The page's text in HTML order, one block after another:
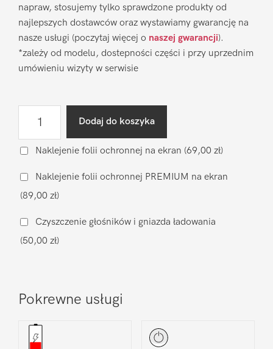
napraw, stosujemy tylko sprawdzone produkty od
najlepszych dostawców oraz wystawiamy gwarancję na
nasze usługi (poczytaj więcej o naszej gwarancji).
*zależy od modelu, dostepności części i przy uprzednim
umówieniu wizyty w serwisie
głośnika
Apple
iPhone
XS
Dodaj do koszyka
Naklejenie folii ochronnej na ekran (69,00 zł)
Naklejenie folii ochronnej PREMIUM na ekran
(89,00 zł)
Czyszczenie głośników i gniazda ładowania
(50,00 zł)
Pokrewne usługi